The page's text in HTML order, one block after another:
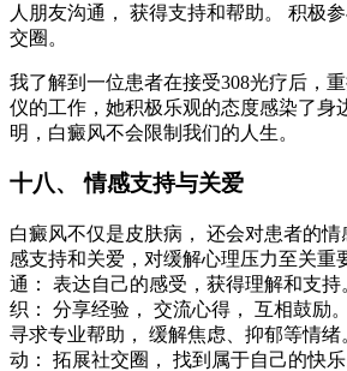
人朋友沟通， 获得支持和帮助。 积极
交圈。
我了解到一位患者在接受308光疗后，
仪的工作，她积极乐观的态度感染了身
明，白癜风不会限制我们的人生。
十八、 情感支持与关爱
白癜风不仅是皮肤病， 还会对患者的
感支持和关爱，对缓解心理压力至关重
通： 表达自己的感受，获得理解和支持
织： 分享经验， 交流心得， 互相鼓励
寻求专业帮助， 缓解焦虑、抑郁等情绪
动： 拓展社交圈， 找到属于自己的快